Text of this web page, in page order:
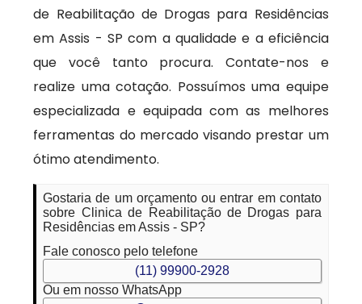
de Reabilitação de Drogas para Residências
em Assis - SP com a qualidade e a eficiência
que você tanto procura. Contate-nos e
realize uma cotação. Possuímos uma equipe
especializada e equipada com as melhores
ferramentas do mercado visando prestar um
ótimo atendimento.
Gostaria de um orçamento ou entrar em contato
sobre Clinica de Reabilitação de Drogas para
Residências em Assis - SP?
Fale conosco pelo telefone
(11) 99900-2928
Ou em nosso WhatsApp